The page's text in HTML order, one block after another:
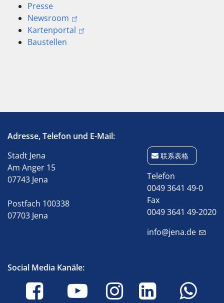
Presse
Newsroom
Kartenportal
Baustellen
Adresse, Telefon und E-Mail:
Stadt Jena
Am Anger 15
07743 Jena
Postfach 100338
07703 Jena
联系表格
Telefon
0049 3641 49-0
Fax
0049 3641 49-2020
info@jena.de
Social Media Kanäle: